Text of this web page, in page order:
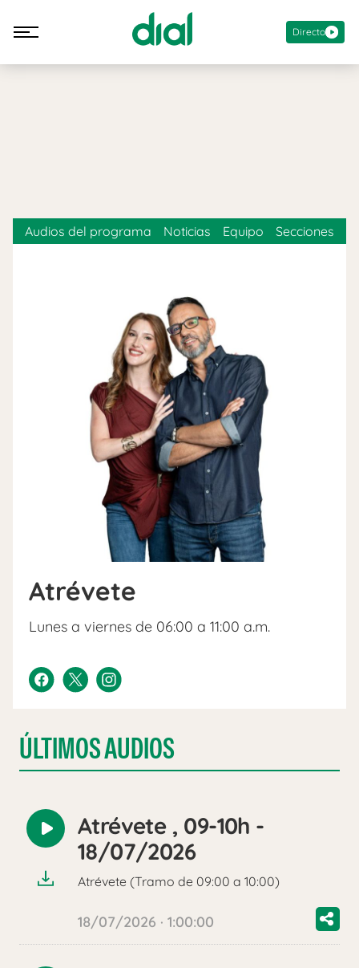
Directo
Atrévete
Lunes a viernes de 06:00 a 11:00 a.m.
Audios del programa Noticias Equipo Secciones
ÚLTIMOS AUDIOS
Reproducir
audio
Atrévete , 09-10h -
18/07/2026
Atrévete (Tramo de 09:00 a 10:00)
18/07/2026 · 1:00:00